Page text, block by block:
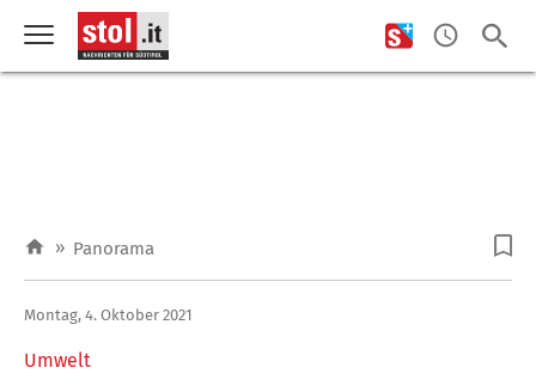
» Panorama
Umwelt
Montag, 4. Oktober 2021